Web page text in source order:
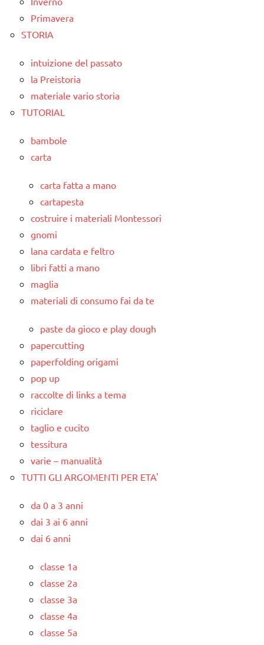
Primavera
STORIA
intuizione del passato
la Preistoria
materiale vario storia
TUTORIAL
bambole
carta
carta fatta a mano
cartapesta
costruire i materiali Montessori
gnomi
lana cardata e feltro
libri fatti a mano
maglia
materiali di consumo fai da te
paste da gioco e play dough
papercutting
paperfolding origami
pop up
raccolte di links a tema
riciclare
taglio e cucito
tessitura
varie – manualità
TUTTI GLI ARGOMENTI PER ETA'
da 0 a 3 anni
dai 3 ai 6 anni
dai 6 anni
classe 1a
classe 2a
classe 3a
classe 4a
classe 5a